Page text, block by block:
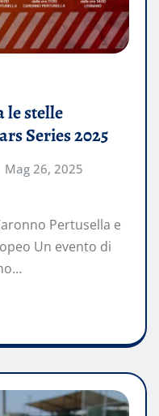
le stelle
Series 2025
Mag 26, 2025
Pertusella e
Un evento di